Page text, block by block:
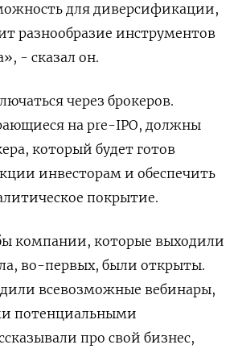
для диверсификации,
разнообразие инструментов
- сказал он.
через брокеров.
на pre-IPO, должны
который будет готов
инвесторам и обеспечить
покрытие.
компании, которые выходили
во-первых, были открыты.
всевозможные вебинары,
потенциальными
про свой бизнес,